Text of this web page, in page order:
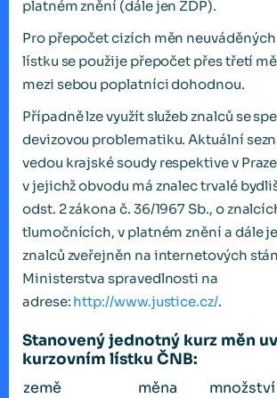
platném znění (dále jen ZDP).
Pro přepočet cizích měn
lístku se použije přepočet přes třetí
mezi sebou poplatníci dohodnou.
Případně lze využít služeb znalců se
devizovou problematiku. Aktuální
vedou krajské soudy respektive v
v jejichž obvodu má znalec trvalé
odst. 2 zákona č. 36/1967 Sb., o
tlumočnících, v platném znění a dále
znalců zveřejněn na internetových
Ministerstva spravedlnosti na
adrese: http://www.justice.cz/.
Stanovený jednotný kurz měn
kurzovním lístku ČNB:
země
měna množství